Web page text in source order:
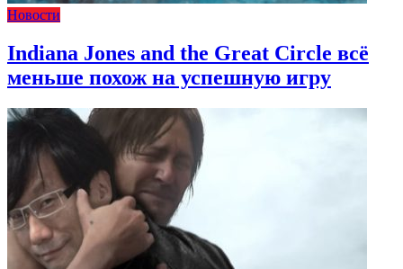
Новости
Indiana Jones and the Great Circle всё
меньше похож на успешную игру